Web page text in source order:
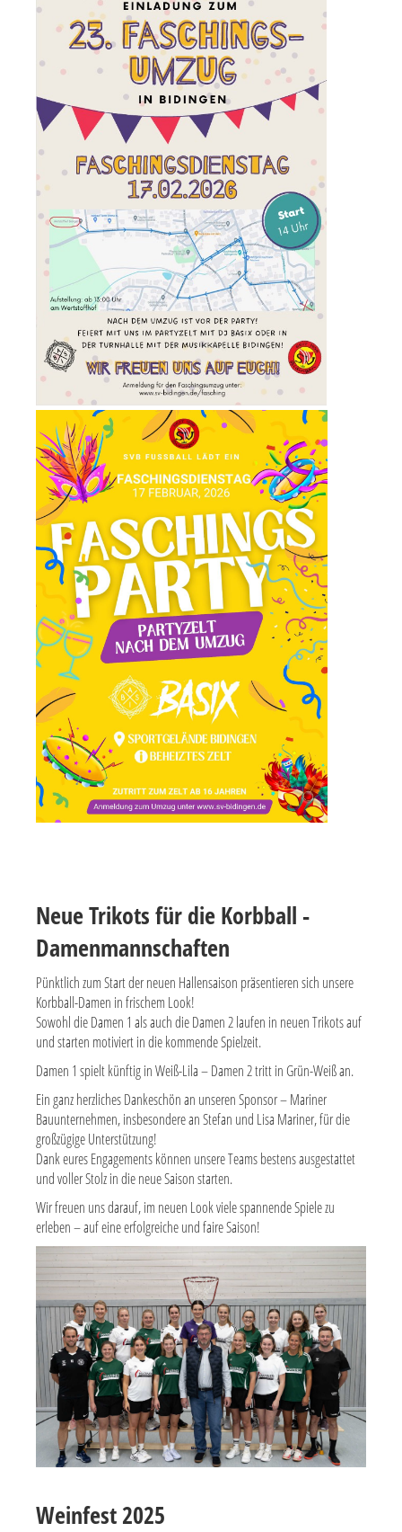
Neue Trikots für die Korbball -
Damenmannschaften
Pünktlich zum Start der neuen Hallensaison präsentieren sich unsere
Korbball-Damen in frischem Look!
Sowohl die Damen 1 als auch die Damen 2 laufen in neuen Trikots auf
und starten motiviert in die kommende Spielzeit.
Damen 1 spielt künftig inWeiß-Lila–Damen 2tritt in Grün-Weißan.
Ein ganz herzlichesDankeschön an unseren Sponsor – Mariner
Bauunternehmen, insbesondere anStefan und Lisa Mariner, für die
großzügige Unterstützung!
Dank eures Engagements können unsere Teams bestens ausgestattet
und voller Stolz in die neue Saison starten.
Wir freuen uns darauf,im neuen Look viele spannende Spielezu
erleben – auf eine erfolgreiche und faire Saison!
Weinfest 2025